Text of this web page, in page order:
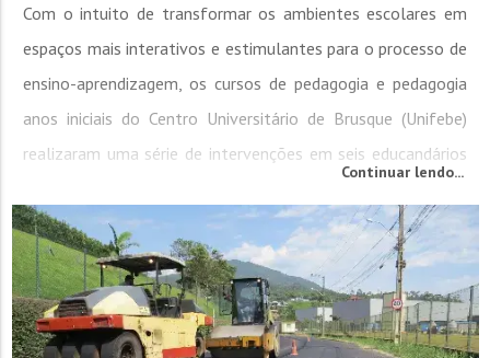
Com o intuito de transformar os ambientes escolares em
espaços mais interativos e estimulantes para o processo de
ensino-aprendizagem, os cursos de pedagogia e pedagogia
anos iniciais do Centro Universitário de Brusque (Unifebe)
realizaram uma série de intervenções em seis educandários
revitalização e adequação dos espaços integraram o projeto
de...
Continuar lendo...